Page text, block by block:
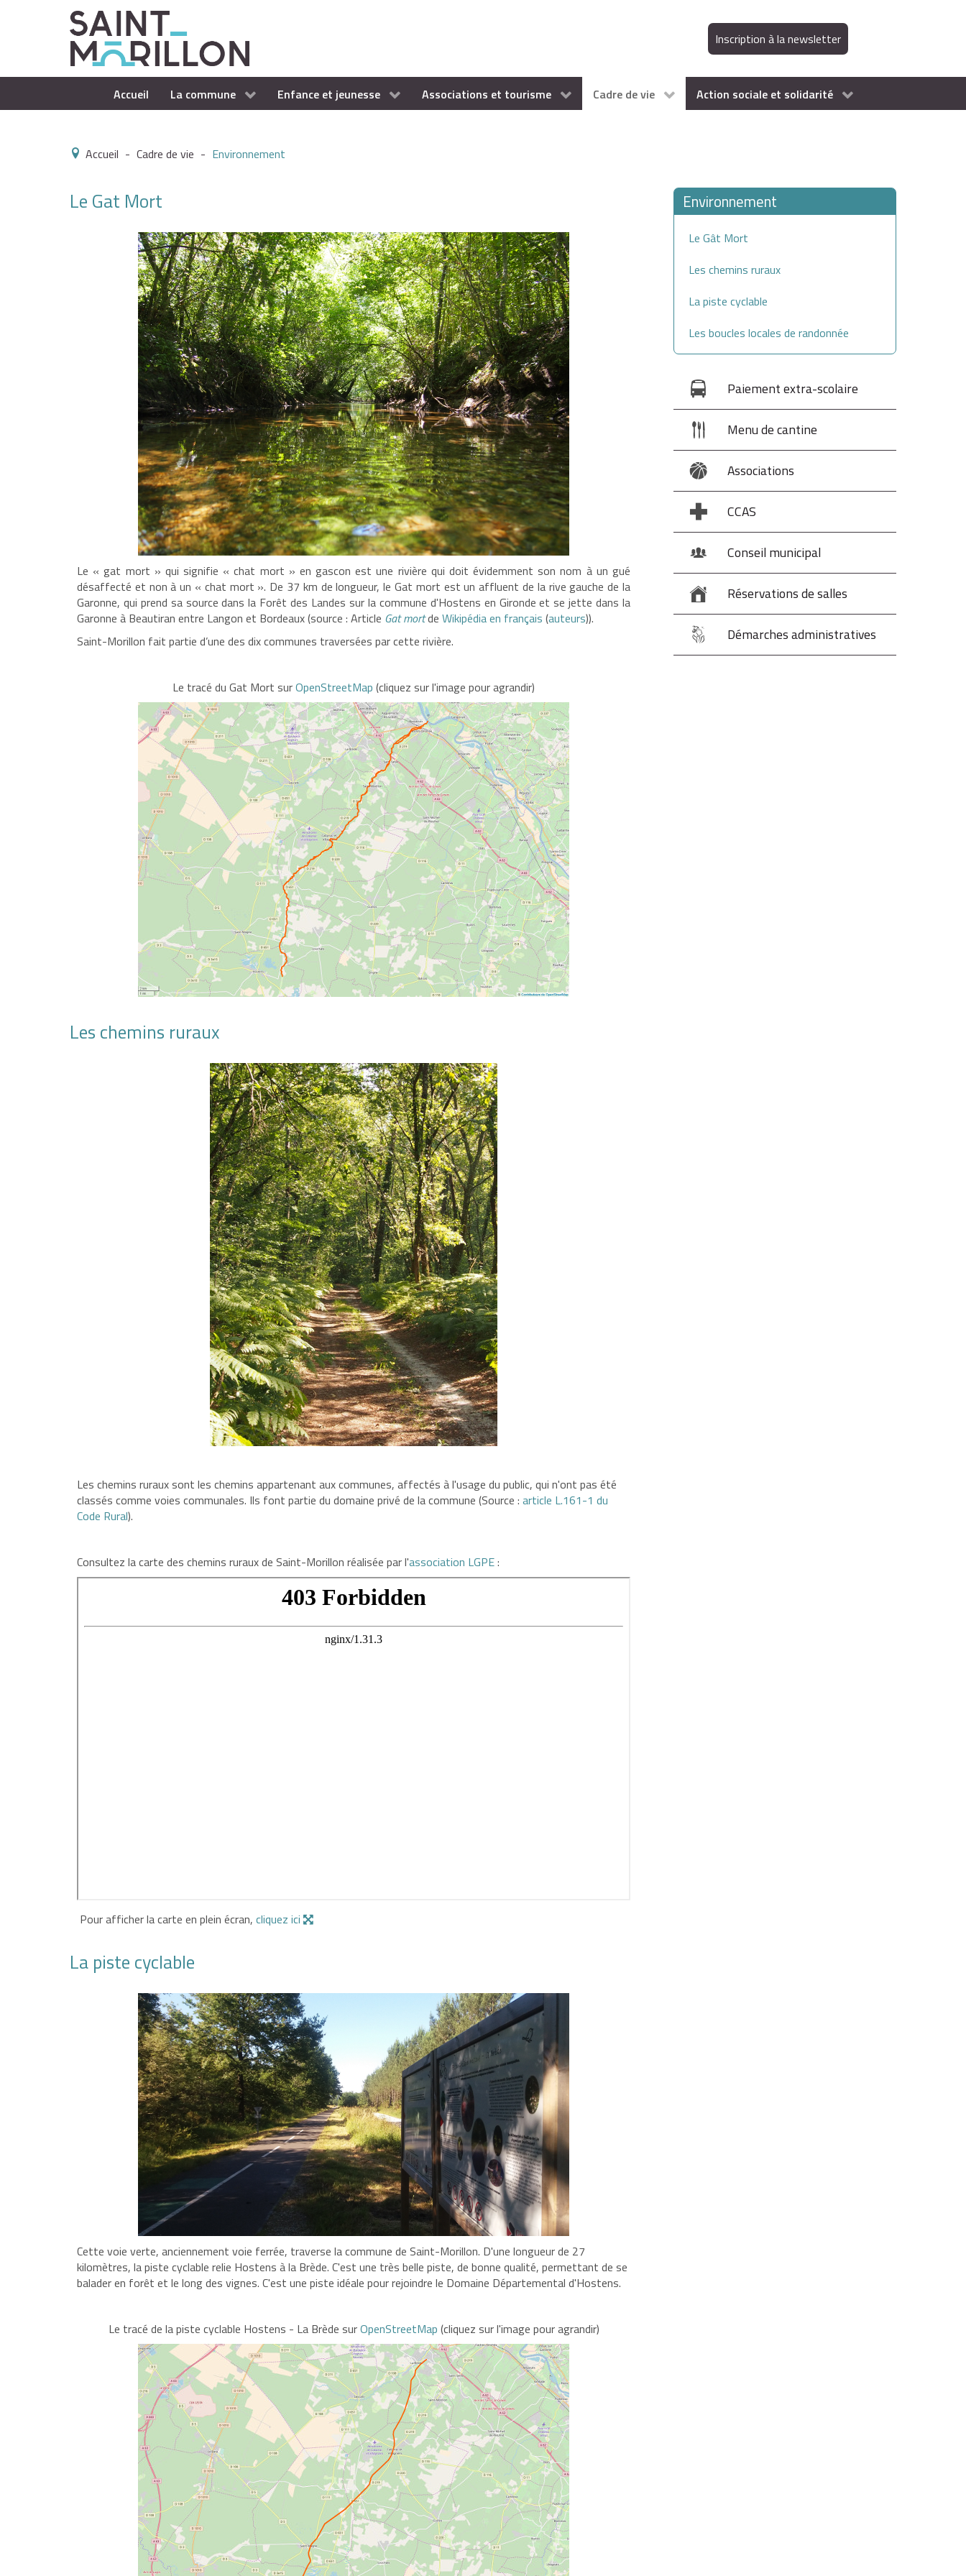
Inscription à la newsletter
Accueil La commune Enfance et jeunesse Associations et tourisme Cadre de vie Action sociale et solidarité
Accueil - Cadre de vie - Environnement
Le Gat Mort
Le « gat mort » qui signifie « chat mort » en gascon est une rivière qui doit évidemment son nom à un gué
désaffecté et non à un « chat mort ». De 37 km de longueur, le Gat mort est un affluent de la rive gauche de la
Garonne, qui prend sa source dans la Forêt des Landes sur la commune d'Hostens en Gironde et se jette dans la
Garonne à Beautiran entre Langon et Bordeaux (source : Article Gat mortde Wikipédia en français (auteurs)).
Saint-Morillon fait partie d’une des dix communes traversées par cette rivière.
Le tracé du Gat Mort surOpenStreetMap (cliquez sur l'image pour agrandir)
Les chemins ruraux
Les chemins ruraux sont les chemins appartenant aux communes, affectés à l'usage du public, qui n'ont pas été
classés comme voies communales. Ils font partie du domaine privé de la commune (Source : article L.161-1 du
Code Rural).
Consultez la carte des chemins ruraux de Saint-Morillon réalisée par l'association LGPE:
Pour afficher la carte en plein écran, cliquez ici
La piste cyclable
Cette voie verte, anciennement voie ferrée, traverse la commune de Saint-Morillon. D'une longueur de 27
kilomètres, la piste cyclable relie Hostens à la Brède. C'est une très belle piste, de bonne qualité, permettant de se
balader en forêt et le long des vignes. C'est une piste idéale pour rejoindre le Domaine Départemental d'Hostens.
Le tracé de la piste cyclable Hostens - La Brède surOpenStreetMap (cliquez sur l'image pour agrandir)
Environnement
Le Gât Mort
Les chemins ruraux
La piste cyclable
Les boucles locales de randonnée
Paiement extra-scolaire
Menu de cantine
Associations
CCAS
Conseil municipal
Réservations de salles
Démarches administratives